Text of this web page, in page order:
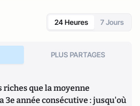
24 Heures 7 Jours
PLUS PARTAGES
riches que la moyenne
3e année consécutive : jusqu'où